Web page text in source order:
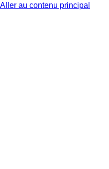
Aller au contenu principal